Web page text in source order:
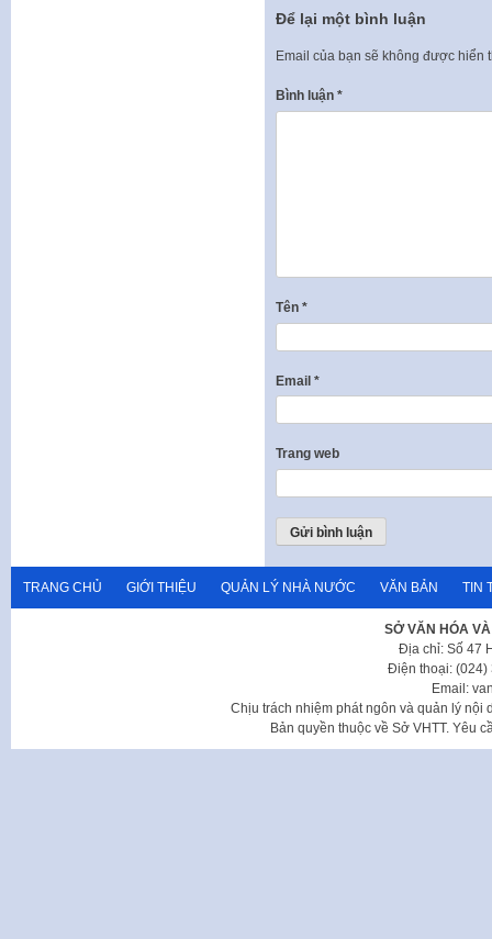
Để lại một bình luận
Email của bạn sẽ không được hiển
Bình luận *
Tên *
Email *
Trang web
TRANG CHỦ GIỚI THIỆU QUẢN LÝ NHÀ NƯỚC VĂN BẢN TIN
SỞ VĂN HÓA
Địa chỉ: Số 47
Điện thoại: (024)
Email:
Chịu trách nhiệm phát ngôn và quản lý nội
Bản quyền thuộc về Sở VHTT. Yêu